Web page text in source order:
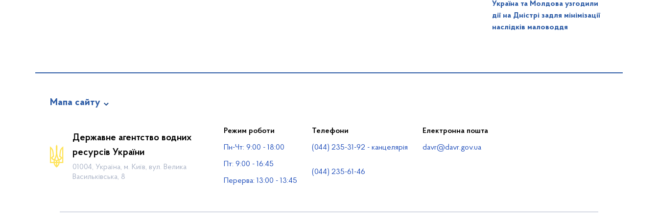
Україна та Молдова узгодили
дії на Дністрі задля мінімізації
наслідків маловоддя
Мапа сайту
Діяльність
Громадянам
Прес-центр
Водогосподарські організації
Державне агентство водних
ресурсів України
01004, Україна, м. Київ, вул. Велика
Васильківська, 8
Режим роботи
Пн-Чт: 9:00 - 18:00
Пт: 9:00 - 16:45
Перерва: 13:00 - 13:45
Телефони
(044) 235-31-92 - канцелярія
(044) 235-61-46
Електронна пошта
davr@davr.gov.ua